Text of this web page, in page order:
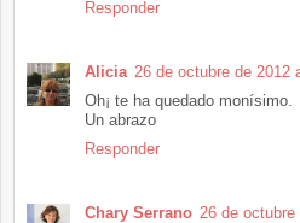
Responder
Alicia 26 de octubre de 2012
Oh¡ te ha quedado monísimo.
Un abrazo
Responder
Chary Serrano 26 de